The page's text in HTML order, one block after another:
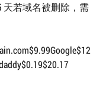
若域名被删除，需